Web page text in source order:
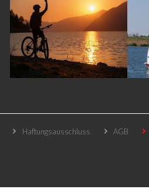
Haftungsausschluss AGB